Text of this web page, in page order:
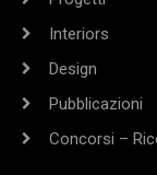
Interiors
Design
Pubblicazioni
Concorsi –